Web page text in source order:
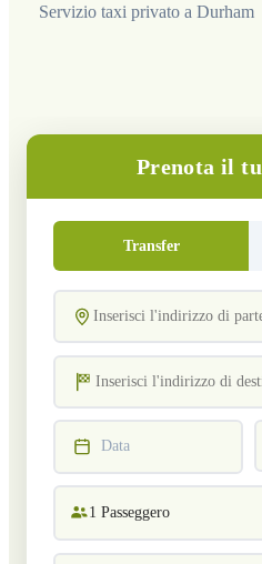
Servizio taxi privato a Durham
Prenota il
Transfer
Data
1 Passeggero